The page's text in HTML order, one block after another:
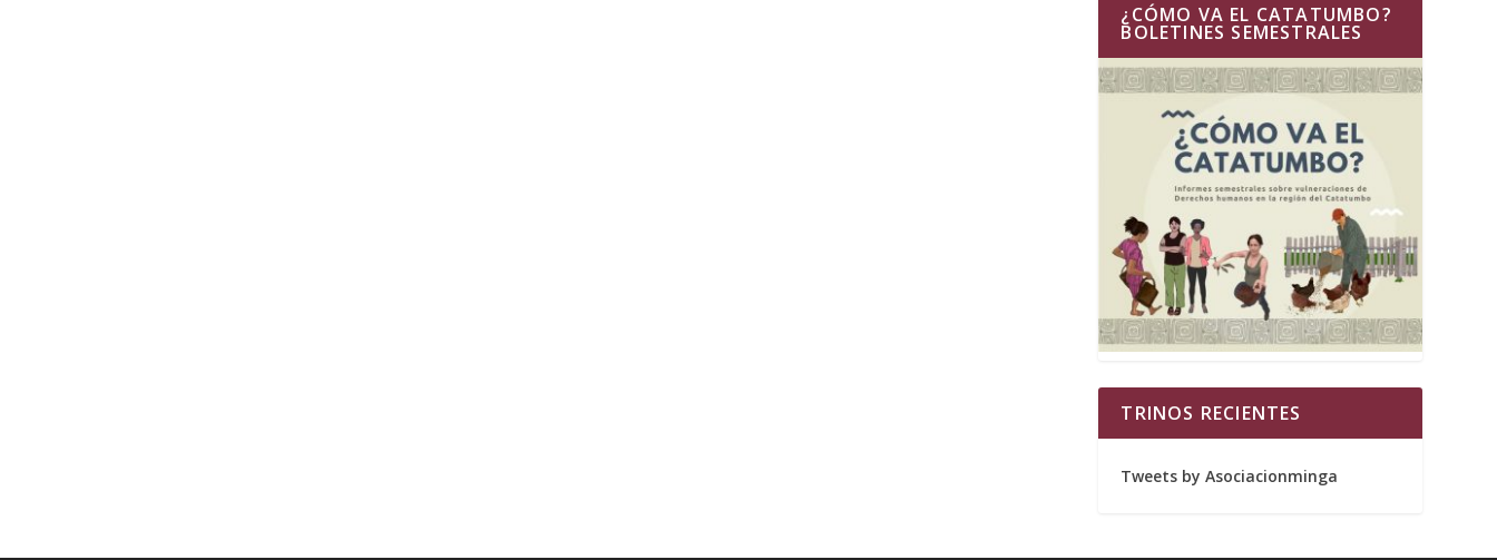
¿CÓMO VA EL CATATUMBO?
BOLETINES SEMESTRALES
TRINOS RECIENTES
Tweets by Asociacionminga